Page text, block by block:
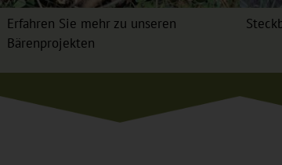
Erfahren Sie mehr zu unseren
Bärenprojekten